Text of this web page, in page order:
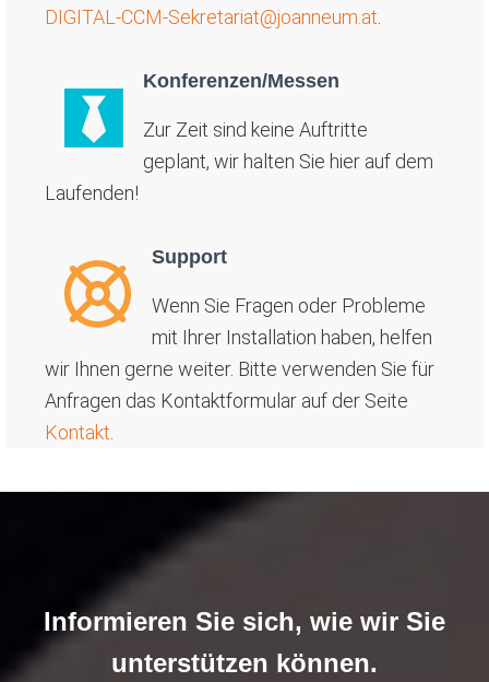
DIGITAL-CCM-Sekretariat@joanneum.at
Konferenzen/Messen
Zur Zeit sind keine Auftritte
geplant, wir halten Sie hier auf dem
Laufenden!
Support
Wenn Sie Fragen oder Probleme
mit Ihrer Installation haben, helfen
wir Ihnen gerne weiter. Bitte verwenden Sie für
Anfragen das Kontaktformular auf der Seite
Kontakt
Informieren Sie sich, wie wir Sie
unterstützen können.